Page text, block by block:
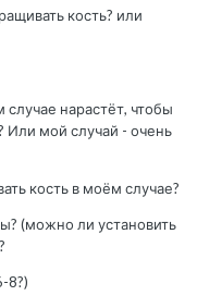
кость? или
нарастёт, чтобы
мой случай - очень
кость в моём случае?
(можно ли установить
8?)